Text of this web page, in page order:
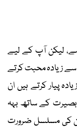
لیکن آپ کے لیے
زیادہ محبت کرتے
پیار کرتے ہیں ان
کے ساتھ بہہ
کی مسلسل ضرورت